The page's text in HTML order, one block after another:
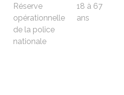
Réserve
opérationnelle
de la police
nationale
18 à 67
ans